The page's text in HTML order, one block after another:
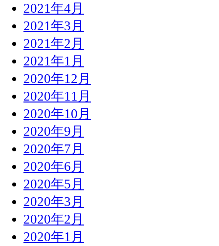
2021年4月
2021年3月
2021年2月
2021年1月
2020年12月
2020年11月
2020年10月
2020年9月
2020年7月
2020年6月
2020年5月
2020年3月
2020年2月
2020年1月